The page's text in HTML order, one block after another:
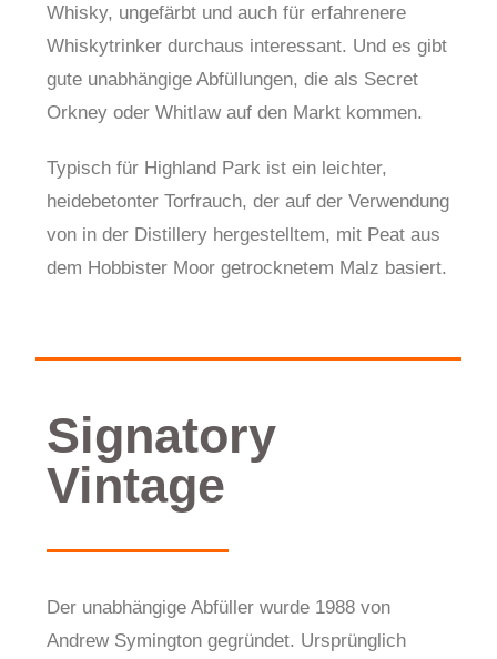
Whisky, ungefärbt und auch für erfahrenere
Whiskytrinker durchaus interessant. Und es gibt
gute unabhängige Abfüllungen, die als Secret
Orkney oder Whitlaw auf den Markt kommen.
Typisch für Highland Park ist ein leichter,
heidebetonter Torfrauch, der auf der Verwendung
von in der Distillery hergestelltem, mit Peat aus
dem Hobbister Moor getrocknetem Malz basiert.
Signatory
Vintage
Der unabhängige Abfüller wurde 1988 von
Andrew Symington gegründet. Ursprünglich